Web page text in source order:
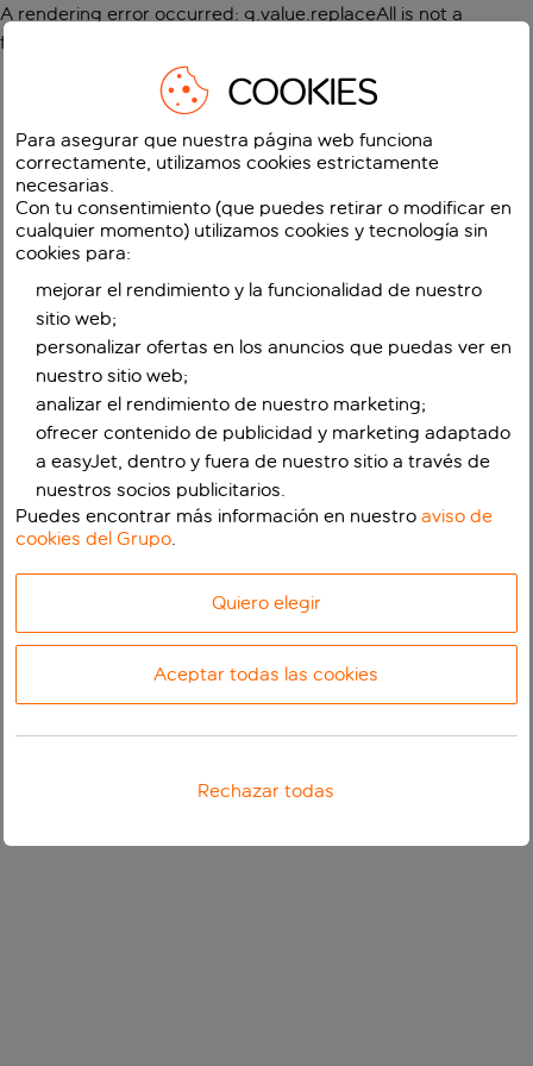
A rendering error occurred: g.value.replaceAll is not a
function
COOKIES
Para asegurar que nuestra página web funciona
correctamente, utilizamos cookies estrictamente
necesarias.
Con tu consentimiento (que puedes retirar o modificar en
cualquier momento) utilizamos cookies y tecnología sin
cookies para:
mejorar el rendimiento y la funcionalidad de nuestro
sitio web;
personalizar ofertas en los anuncios que puedas ver en
nuestro sitio web;
analizar el rendimiento de nuestro marketing;
ofrecer contenido de publicidad y marketing adaptado
a easyJet, dentro y fuera de nuestro sitio a través de
nuestros socios publicitarios.
Puedes encontrar más información en nuestroaviso de
cookies del Grupo.
Quiero elegir
Aceptar todas las cookies
Rechazar todas